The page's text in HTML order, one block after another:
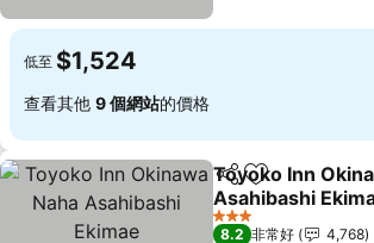
低至 $1,524
查看其他 9 個網站的價格
分享 加入我的最愛
Toyoko Inn
Asahibashi
3 星級
8.2 非常好
4,768